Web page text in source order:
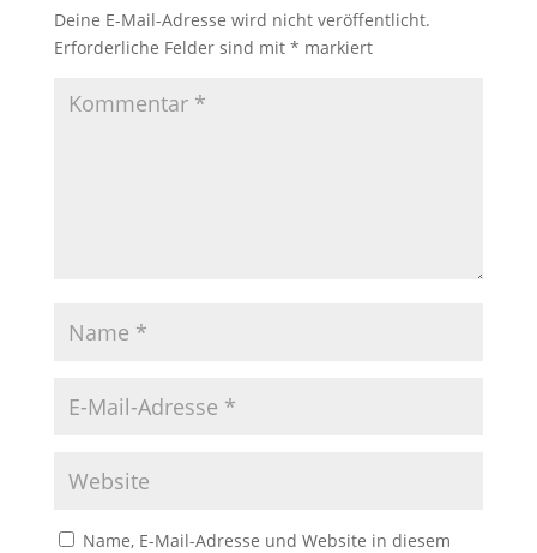
Deine E-Mail-Adresse wird nicht veröffentlicht.
Erforderliche Felder sind mit * markiert
Name, E-Mail-Adresse und Website in diesem